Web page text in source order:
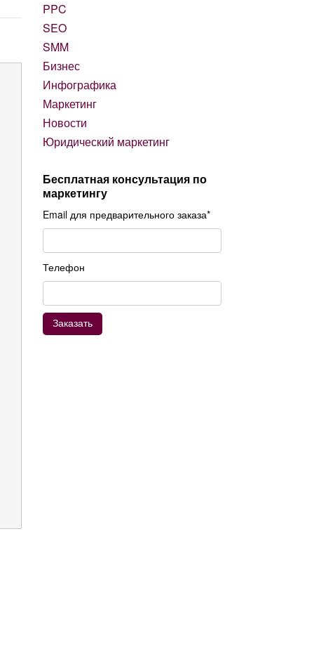
PPC
SEO
SMM
Бизнес
Инфографика
Маркетинг
Новости
Юридический маркетинг
Бесплатная консультация по
маркетингу
Email для предварительного заказа*
Телефон